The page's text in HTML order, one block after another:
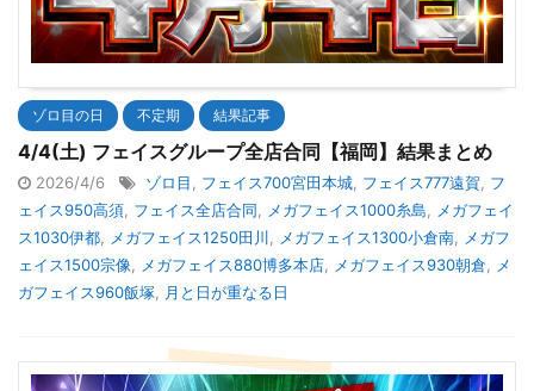
ゾロ目の日 不定期 結果記事
4/4(土) フェイスグループ全店合同【福岡】結果まとめ
2026/4/6 ゾロ目, フェイス700宮田本城, フェイス777遠賀, フ
ェイス950高須, フェイス全店合同, メガフェイス1000糸島, メガフェイ
ス1030伊都, メガフェイス1250田川, メガフェイス1300小倉南, メガフ
ェイス1500宗像, メガフェイス880博多本店, メガフェイス930朝倉, メ
ガフェイス960飯塚, 月と日が重なる日